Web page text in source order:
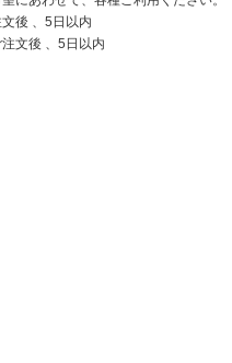
後 、5日以内
文後 、5日以内